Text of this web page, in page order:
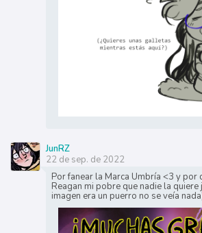
JunRZ
22 de sep. de 2022
Por fanear la Marca Umbría <3 y por
Reagan mi pobre que nadie la
imagen era un puerro no se veía